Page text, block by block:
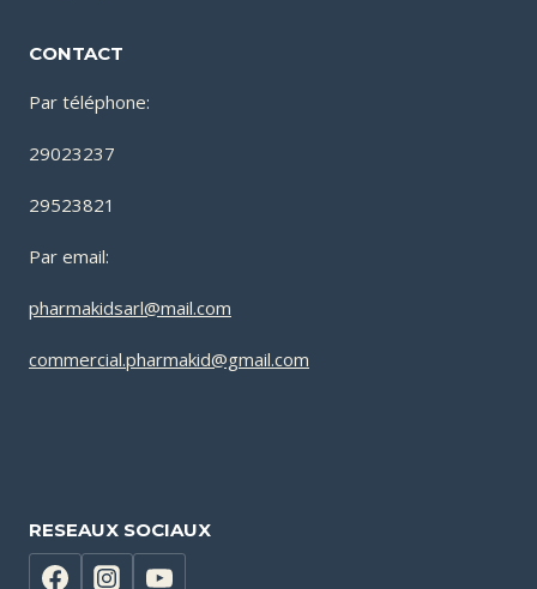
CONTACT
Par téléphone:
29023237
29523821
Par email:
pharmakidsarl@mail.com
commercial.pharmakid@gmail.com
RESEAUX SOCIAUX